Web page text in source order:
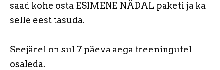
saad kohe osta ESIMENE NÄDAL paketi ja ka
selle eest tasuda.
Seejärel on sul 7 päeva aega treeningutel
osaleda.